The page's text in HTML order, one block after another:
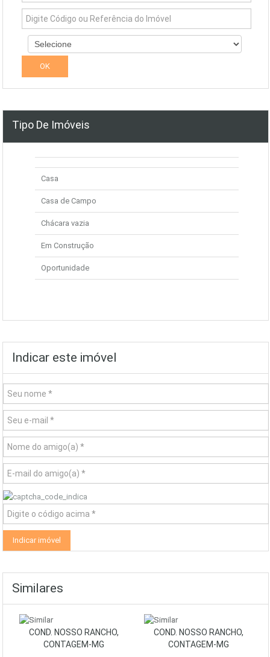
Tipo De Imóveis
Casa
Casa de Campo
Chácara vazia
Em Construção
Oportunidade
Indicar este imóvel
Similares
COND. NOSSO RANCHO,
CONTAGEM-MG
COND. NOSSO RANCHO,
CONTAGEM-MG